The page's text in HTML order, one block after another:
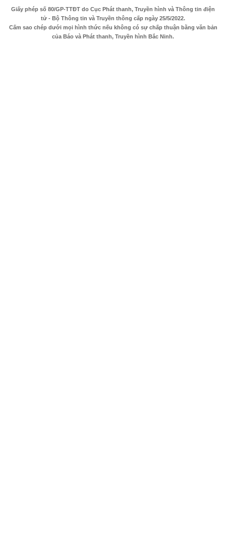
Giấy phép số 80/GP-TTĐT do Cục Phát thanh, Truyền hình và Thông tin điện
tử - Bộ Thông tin và Truyền thông cấp ngày 25/5/2022.
Cấm sao chép dưới mọi hình thức nếu không có sự chấp thuận bằng văn bản
của Báo và Phát thanh, Truyền hình Bắc Ninh.